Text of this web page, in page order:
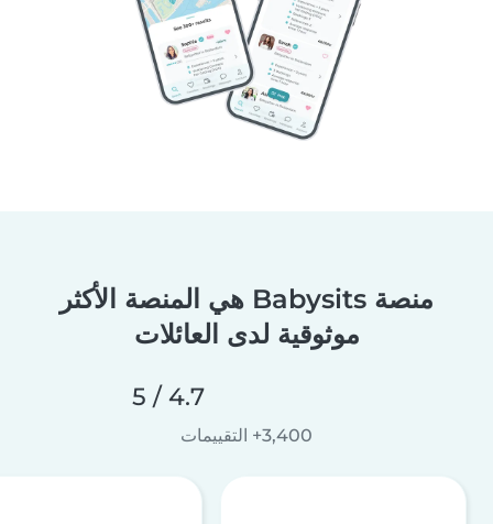
منصة Babysits هي المنصة الأكثر
موثوقية لدى العائلات
4.7 / 5
3,400+ التقييمات